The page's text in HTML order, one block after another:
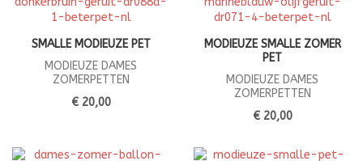
SMALLE MODIEUZE PET
MODIEUZE DAMES
ZOMERPETTEN
€ 20,00
MODIEUZE SMALLE ZOMER
PET
MODIEUZE DAMES
ZOMERPETTEN
€ 20,00